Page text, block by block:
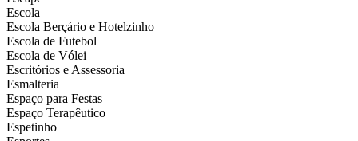
Escola
Escola Berçário e Hotelzinho
Escola de Futebol
Escola de Vólei
Escritórios e Assessoria
Esmalteria
Espaço para Festas
Espaço Terapêutico
Espetinho